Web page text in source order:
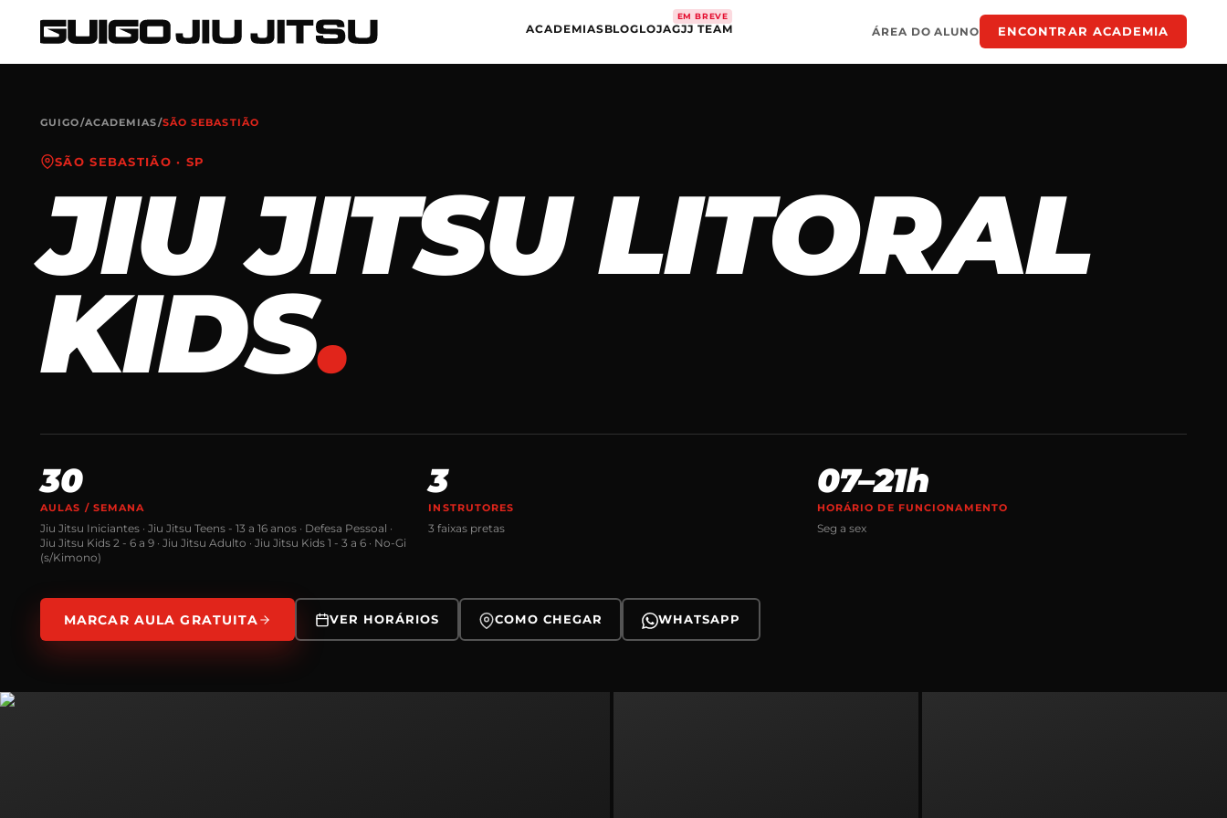
ACADEMIASBLOGLOJA
EM BREVE
GJJ TEAM ÁREA DO ALUNO ENCONTRAR ACADEMIA
GUIGO/ACADEMIAS/SÃO SEBASTIÃO
SÃO SEBASTIÃO · SP
JIU JITSU LITORAL
KIDS.
30
AULAS / SEMANA
Jiu Jitsu Iniciantes · Jiu Jitsu Teens - 13 a 16 anos · Defesa Pessoal ·
Jiu Jitsu Kids 2 - 6 a 9 · Jiu Jitsu Adulto · Jiu Jitsu Kids 1 - 3 a 6 · No-Gi
(s/Kimono)
3
INSTRUTORES
3 faixas pretas
07–21h
HORÁRIO DE FUNCIONAMENTO
Seg a sex
MARCAR AULA GRATUITA VER HORÁRIOS COMO CHEGAR WHATSAPP